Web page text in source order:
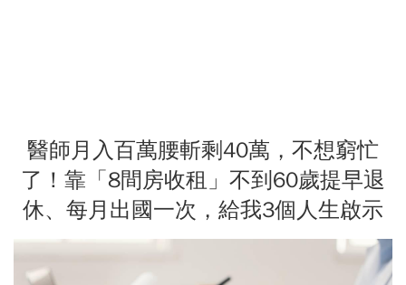
醫師月入百萬腰斬剩40萬，不想窮忙
了！靠「8間房收租」不到60歲提早退
休、每月出國一次，給我3個人生啟示